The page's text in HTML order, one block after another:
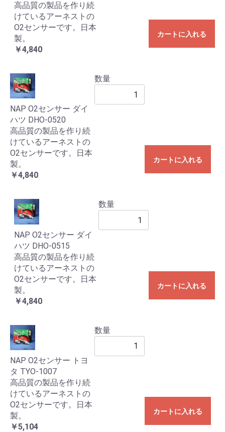
高品質の製品を作り続
けているアーネストの
O2センサーです。日本
製。
￥4,840
カートに入れる
NAP O2センサー ダイ
ハツ DHO-0520
高品質の製品を作り続
けているアーネストの
O2センサーです。日本
製。
￥4,840
数量
カートに入れる
NAP O2センサー ダイ
ハツ DHO-0515
高品質の製品を作り続
けているアーネストの
O2センサーです。日本
製。
￥4,840
数量
カートに入れる
NAP O2センサー トヨ
タ TYO-1007
高品質の製品を作り続
けているアーネストの
O2センサーです。日本
製。
￥5,104
数量
カートに入れる